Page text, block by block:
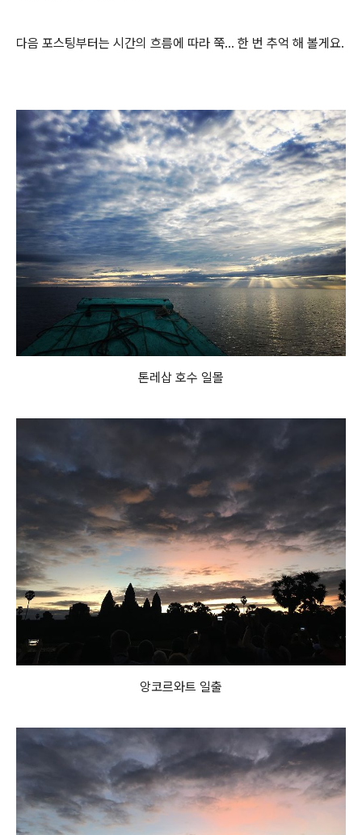
다음 포스팅부터는 시간의 흐름에 따라 쭉... 한 번 추억 해 볼게요.
톤레삽 호수 일몰
앙코르와트 일출